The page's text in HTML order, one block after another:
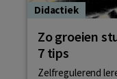
Didactiek
Zo groeien
7 tips
Zelfregulerend